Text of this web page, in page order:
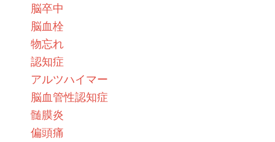
脳卒中
脳血栓
物忘れ
認知症
アルツハイマー
脳血管性認知症
髄膜炎
偏頭痛